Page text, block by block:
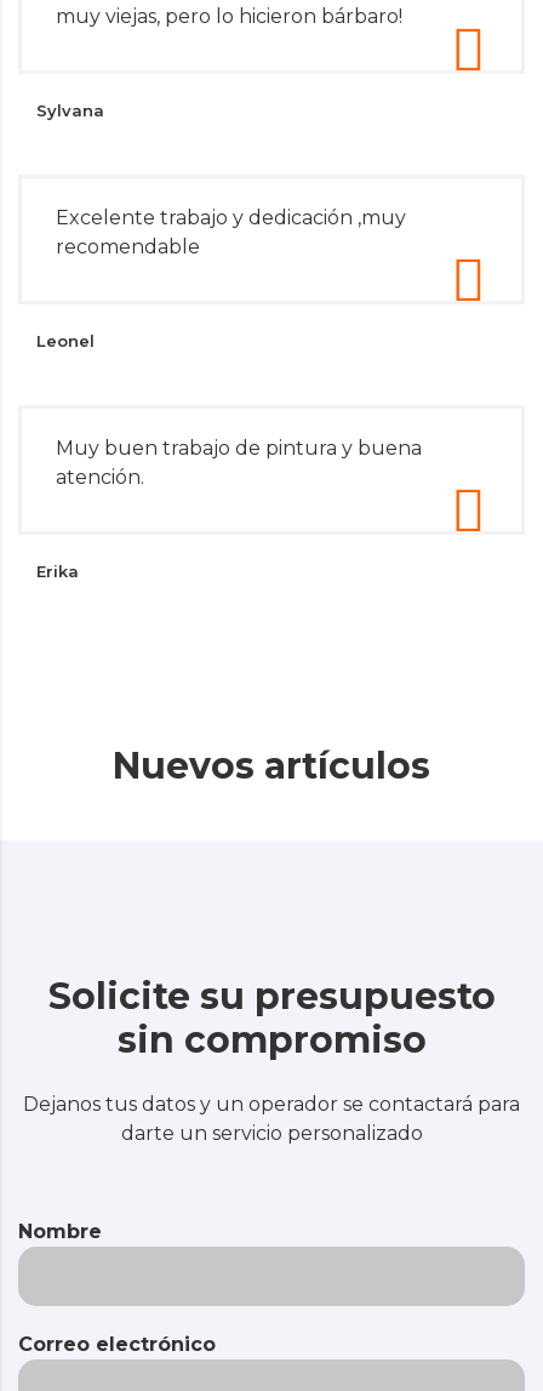
muy viejas, pero lo hicieron bárbaro!
Sylvana
Excelente trabajo y dedicación ,muy
recomendable
Leonel
Muy buen trabajo de pintura y buena
atención.
Erika
Nuevos artículos
Solicite su presupuesto
sin compromiso
Dejanos tus datos y un operador se contactará para
darte un servicio personalizado
Nombre
Correo electrónico